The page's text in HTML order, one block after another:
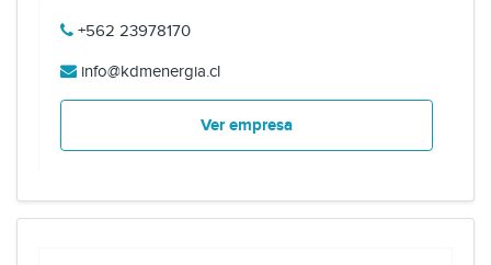
+562 23978170
info@kdmenergia.cl
Ver empresa